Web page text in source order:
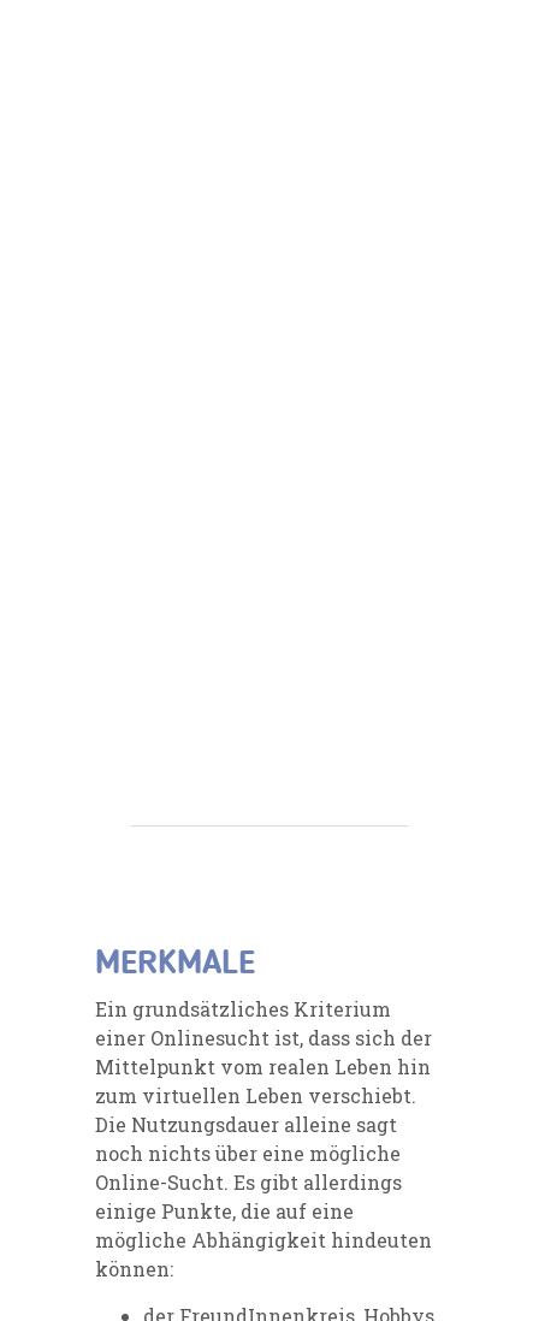
MERKMALE
Ein grundsätzliches Kriterium
einer Onlinesucht ist, dass sich der
Mittelpunkt vom realen Leben hin
zum virtuellen Leben verschiebt.
Die Nutzungsdauer alleine sagt
noch nichts über eine mögliche
Online-Sucht. Es gibt allerdings
einige Punkte, die auf eine
mögliche Abhängigkeit hindeuten
können: